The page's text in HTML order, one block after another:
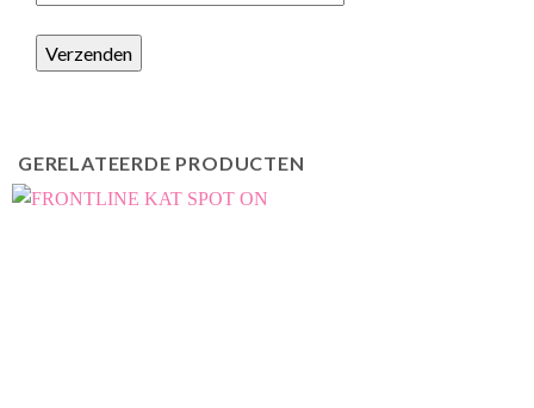
GERELATEERDE PRODUCTEN